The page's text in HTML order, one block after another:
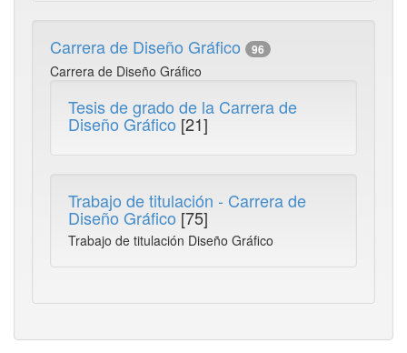
Carrera de Diseño Gráfico 96
Carrera de Diseño Gráfico
Tesis de grado de la Carrera de
Diseño Gráfico [21]
Trabajo de titulación - Carrera de
Diseño Gráfico [75]
Trabajo de titulación Diseño Gráfico